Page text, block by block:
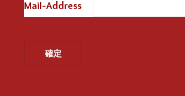
Mail-Address